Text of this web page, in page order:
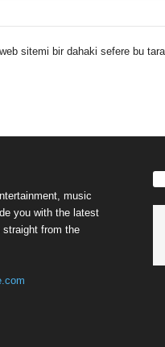
sitemi bir dahaki sefere bu
music
you with the latest
straight from the